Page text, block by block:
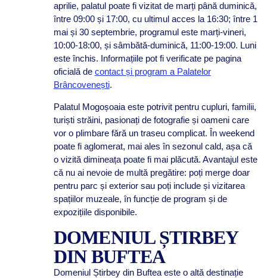
aprilie, palatul poate fi vizitat de marți până duminică,
între 09:00 și 17:00, cu ultimul acces la 16:30; între 1
mai și 30 septembrie, programul este marți-vineri,
10:00-18:00, și sâmbătă-duminică, 11:00-19:00. Luni
este închis. Informațiile pot fi verificate pe pagina
oficială de contact și program a Palatelor
Brâncovenești.
Palatul Mogoșoaia este potrivit pentru cupluri, familii,
turiști străini, pasionați de fotografie și oameni care
vor o plimbare fără un traseu complicat. În weekend
poate fi aglomerat, mai ales în sezonul cald, așa că
o vizită dimineața poate fi mai plăcută. Avantajul este
că nu ai nevoie de multă pregătire: poți merge doar
pentru parc și exterior sau poți include și vizitarea
spațiilor muzeale, în funcție de program și de
expozițiile disponibile.
DOMENIUL ȘTIRBEY
DIN BUFTEA
Domeniul Știrbey din Buftea este o altă destinație